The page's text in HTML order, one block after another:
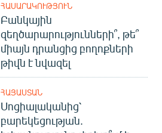
ՀԱՍԱՐԱԿՈՒԹՅՈՒՆ
Բանկային
զեղծարարությունների՞, թե՞
միայն դրանցից բողոքների
թիվն է նվազել
ՀԱՅԱՍՏԱՆ
Սոցիալականից՝
բարեկեցության.